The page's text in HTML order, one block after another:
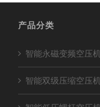
产品分类
智能永磁变频空压机
智能双级压缩空压机